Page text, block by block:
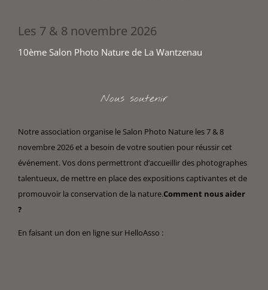
Les 7 & 8 novembre 2026
10ème Salon Photo Nature de La Wantzenau
Nous soutenir
Notre association organise le Salon Photo Nature les 7 & 8
novembre 2026 et a besoin de votre soutien pour réussir cet
événement. Vos dons permettront d’accueillir des photographes
talentueux, de mettre en place des expositions captivantes et de
promouvoir la conservation de la nature.Comment nous aider
?
En faisant un don en ligne sur HelloAsso :